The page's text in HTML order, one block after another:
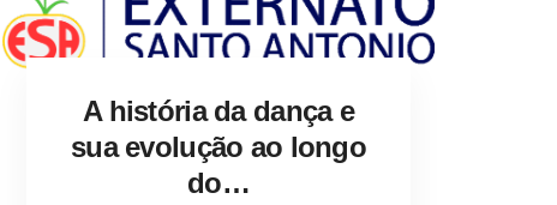
A história da dança e
sua evolução ao longo
do…